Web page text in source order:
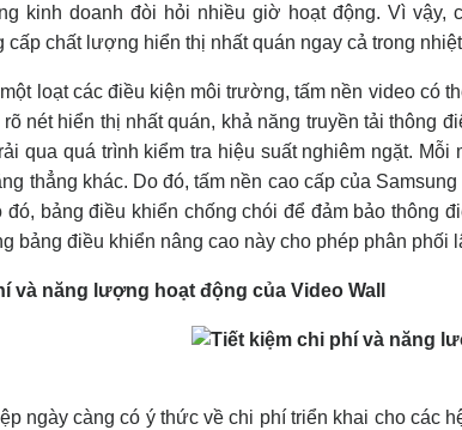
kinh doanh đòi hỏi nhiều giờ hoạt động. Vì
cấp chất lượng hiển thị nhất quán ngay cả trong
loạt các điều kiện môi trường, tấm nền video có
nét hiển thị nhất quán, khả năng truyền tải thông
qua quá trình kiểm tra hiệu suất nghiêm ngặt.
thẳng khác. Do đó, tấm nền cao cấp của
đó, bảng điều khiển chống chói để đảm bảo
bảng điều khiển nâng cao này cho phép phân phối
và năng lượng hoạt động của Video Wall
ngày càng có ý thức về chi phí triển khai cho các